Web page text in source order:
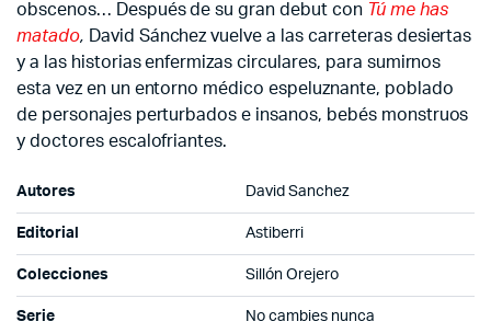
obscenos… Después de su gran debut con Tú me has
matado, David Sánchez vuelve a las carreteras desiertas
y a las historias enfermizas circulares, para sumirnos
esta vez en un entorno médico espeluznante, poblado
de personajes perturbados e insanos, bebés monstruos
y doctores escalofriantes.
Autores David Sanchez
Editorial Astiberri
Colecciones Sillón Orejero
Serie No cambies nunca